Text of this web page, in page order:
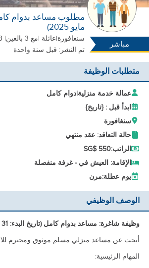
مباشر
مايو 2025)
سنغافورة|عائلة |مع 3 بالغين
| 3 - عضو
تم النشر: قبل سنة واحدة
متطلبات الوظيفة
عمالة خدمة منزلية|دوام كامل
ابدأ قبل : {تاريخ}
سنغافورة
حالة التعاقد: عقد منتهي
الراتب:SG$ 550
الإقامة: العيش في - غرفة منفصلة
يوم عطلة:مرن
الوصف الوظيفي
وظيفة شاغرة: مساعد بدوام كامل (تاريخ البدء: 31 مايو 2025)
أبحث عن مساعد منزلي مسلم موثوق ومحترم
المهام الرئيسية: